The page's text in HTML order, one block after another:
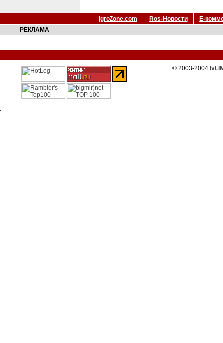
IgroZone.com Ros-Новости
Е-
РЕКЛАМА
© 2003-2004
: